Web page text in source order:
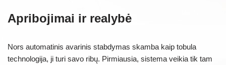
Apribojimai ir realybė
Nors automatinis avarinis stabdymas skamba kaip tobula
technologija, ji turi savo ribų. Pirmiausia, sistema veikia tik tam